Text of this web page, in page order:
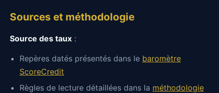
Sources et méthodologie
Source des taux :
Repères datés présentés dans le baromètre
ScoreCredit
Règles de lecture détaillées dans la méthodologie